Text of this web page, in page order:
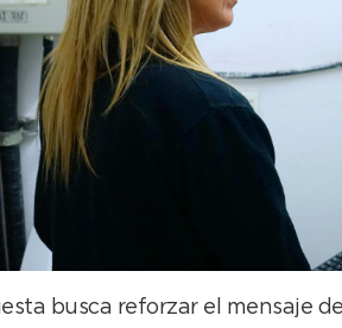
busca reforzar el mensaje